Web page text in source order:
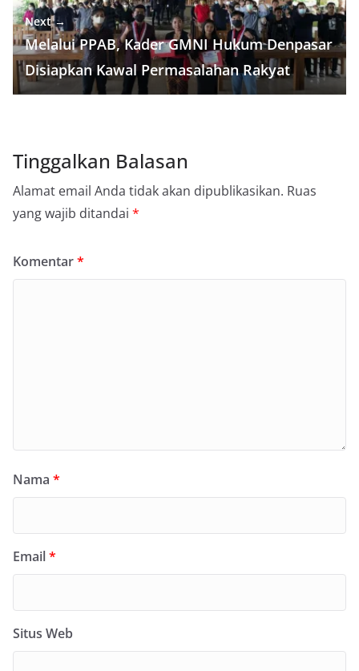
Next →
Melalui PPAB, Kader GMNI Hukum Denpasar
Disiapkan Kawal Permasalahan Rakyat
Tinggalkan Balasan
Alamat email Anda tidak akan dipublikasikan. Ruas
yang wajib ditandai *
Komentar*
Nama *
Email*
Situs Web